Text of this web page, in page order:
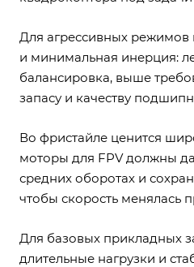
Для агрессивных
и минимальная инерция:
балансировка, выше
запасу и качеству
Во фристайле ценится
моторы для FPV должны
средних оборотах и
чтобы скорость менялась
Для базовых прикладных
длительные нагрузки и